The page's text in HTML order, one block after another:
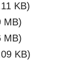
KB)
MB)
MB)
KB)